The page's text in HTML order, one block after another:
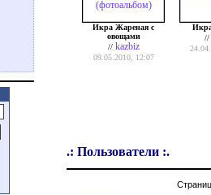
Икра Жареная с
овощами
// kazbiz
09.05.2010, 12:07
//
.: Пользователи :.